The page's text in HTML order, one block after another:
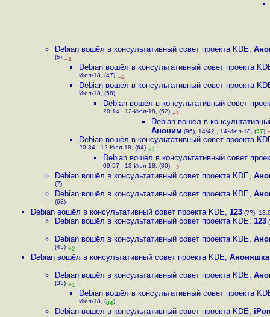
Debian вошёл в консультативный cовет проекта KDE,
(5) –1
Debian вошёл в консультативный cовет проекта
Июл-18, (47) –2
Debian вошёл в консультативный cовет проекта
Июл-18, (58)
Debian вошёл в консультативный cовет
20:14 , 12-Июл-18, (62) –1
Debian вошёл в
Аноним (96), 14:42 , 14-Июл-18, (97)
Debian вошёл в консультативный cовет проекта
20:34 , 12-Июл-18, (64) +1
Debian вошёл в консультативный cовет
09:57 , 13-Июл-18, (80) –2
Debian вошёл в консультативный cовет проекта KDE,
(7)
Debian вошёл в консультативный cовет проекта KDE,
(63)
Debian вошёл в консультативный cовет проекта KDE, 123 (??),
Debian вошёл в консультативный cовет проекта KDE, 123
Debian вошёл в консультативный cовет проекта KDE,
(45) +2
Debian вошёл в консультативный cовет проекта KDE, Аноняшка
Debian вошёл в консультативный cовет проекта KDE,
(33) +1
Debian вошёл в консультативный cовет проекта
Июл-18, (84)
Debian вошёл в консультативный cовет проекта KDE,